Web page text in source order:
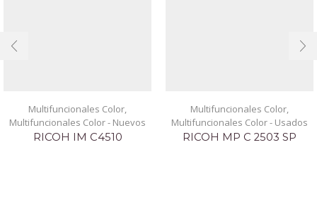
Multifuncionales Color,
Multifuncionales Color - Nuevos
RICOH IM C4510
Multifuncionales Color,
Multifuncionales Color - Usados
RICOH MP C 2503 SP